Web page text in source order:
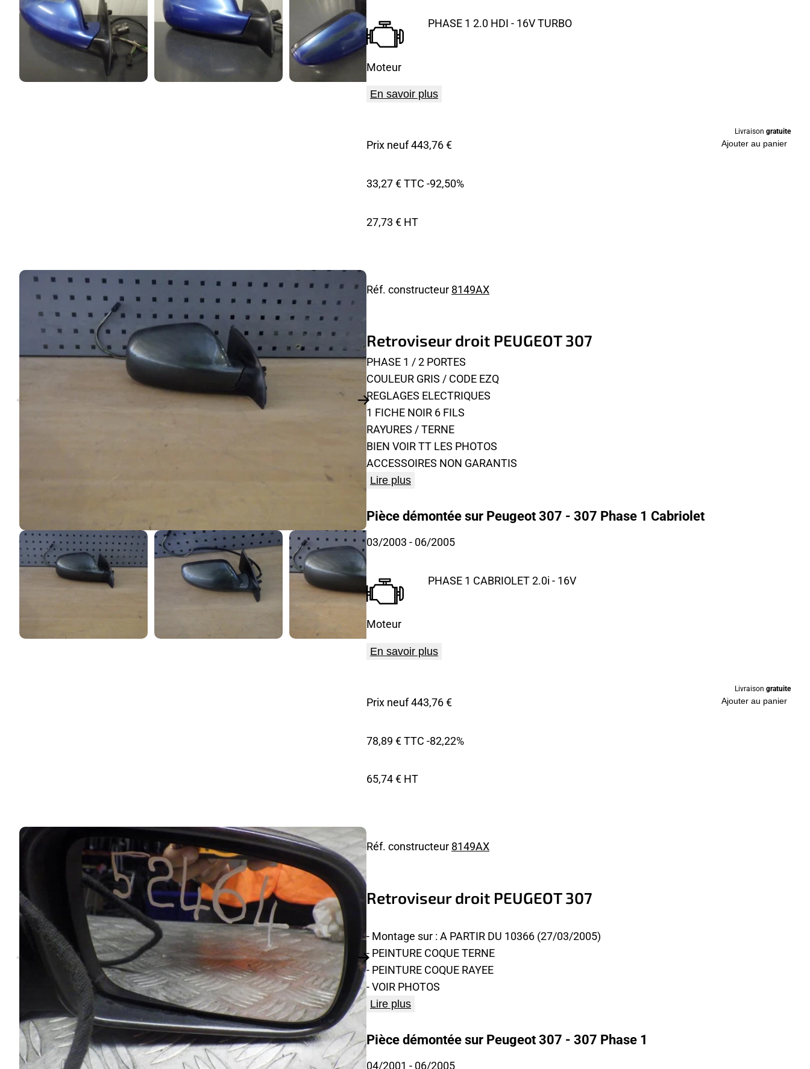
Moteur
PHASE 1 2.0 HDI - 16V TURBO
En savoir plus
Prix neuf 443,76 €
33,27 € TTC -92,50%
27,73 € HT
Livraison gratuite
Ajouter au panier
Réf. constructeur 8149AX
Retroviseur droit PEUGEOT 307
PHASE 1 / 2 PORTES
COULEUR GRIS / CODE EZQ
REGLAGES ELECTRIQUES
1 FICHE NOIR 6 FILS
RAYURES / TERNE
BIEN VOIR TT LES PHOTOS
ACCESSOIRES NON GARANTIS
Lire plus
Pièce démontée sur Peugeot 307 - 307 Phase 1 Cabriolet
03/2003 - 06/2005
Moteur
PHASE 1 CABRIOLET 2.0i - 16V
En savoir plus
Prix neuf 443,76 €
78,89 € TTC -82,22%
65,74 € HT
Livraison gratuite
Ajouter au panier
Réf. constructeur 8149AX
Retroviseur droit PEUGEOT 307
- Montage sur : A PARTIR DU 10366 (27/03/2005)
- PEINTURE COQUE TERNE
- PEINTURE COQUE RAYEE
- VOIR PHOTOS
Lire plus
Pièce démontée sur Peugeot 307 - 307 Phase 1
04/2001 - 06/2005